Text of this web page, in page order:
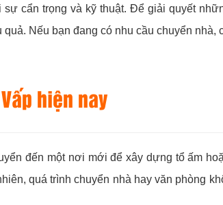
cẩn trọng và kỹ thuật. Để giải quyết
Nếu bạn đang có nhu cầu chuyển
hiện nay
đến một nơi mới để xây dựng tổ ấm
quá trình chuyển nhà hay văn phòng